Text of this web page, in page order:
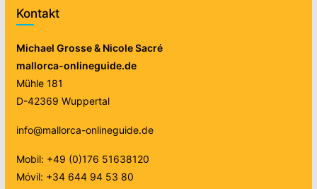
Kontakt
Michael Grosse & Nicole Sacré
mallorca-onlineguide.de
Mühle 181
D-42369 Wuppertal
info@mallorca-onlineguide.de
Mobil: +49 (0)176 51638120
Móvil: +34 644 94 53 80